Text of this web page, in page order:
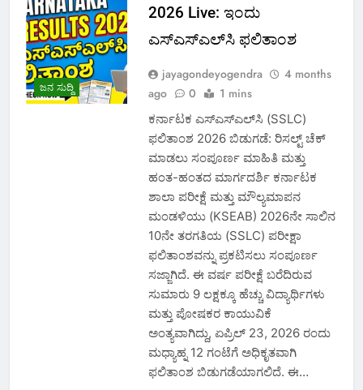
ಜನ ಸುದ್ದಿ
2026 Live: ಇಂದು
ಎಸ್‌ಎಸ್‌ಎಲ್‌ಸಿ ಫಲಿತಾಂಶ
jayagondeyogendra
4 months
ago
0 1 mins
ಕರ್ನಾಟಕ ಎಸ್‌ಎಸ್‌ಎಲ್‌ಸಿ (SSLC)
ಫಲಿತಾಂಶ 2026 ಬಿಡುಗಡೆ: ರಿಸಲ್ಟ್ ಚೆಕ್
ಮಾಡಲು ಸಂಪೂರ್ಣ ಮಾಹಿತಿ ಮತ್ತು
ಹಂತ-ಹಂತದ ಮಾರ್ಗದರ್ಶಿ ಕರ್ನಾಟಕ
ಶಾಲಾ ಪರೀಕ್ಷೆ ಮತ್ತು ಮೌಲ್ಯಮಾಪನ
ಮಂಡಳಿಯು (KSEAB) 2026ನೇ ಸಾಲಿನ
10ನೇ ತರಗತಿಯ (SSLC) ಪರೀಕ್ಷಾ
ಫಲಿತಾಂಶವನ್ನು ಪ್ರಕಟಿಸಲು ಸಂಪೂರ್ಣ
ಸಜ್ಜಾಗಿದೆ. ಈ ವರ್ಷ ಪರೀಕ್ಷೆ ಬರೆದಿರುವ
ಸುಮಾರು 9 ಲಕ್ಷಕ್ಕೂ ಹೆಚ್ಚು ವಿದ್ಯಾರ್ಥಿಗಳು
ಮತ್ತು ಪೋಷಕರ ಕಾಯುವಿಕೆ
ಅಂತ್ಯವಾಗಿದ್ದು, ಏಪ್ರಿಲ್ 23, 2026 ರಂದು
ಮಧ್ಯಾಹ್ನ 12 ಗಂಟೆಗೆ ಅಧಿಕೃತವಾಗಿ
ಫಲಿತಾಂಶ ಬಿಡುಗಡೆಯಾಗಲಿದೆ. ಈ…